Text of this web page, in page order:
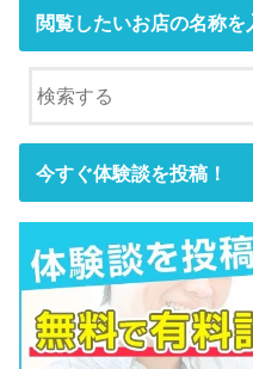
閲覧したいお店の名称を
今すぐ体験談を投稿！